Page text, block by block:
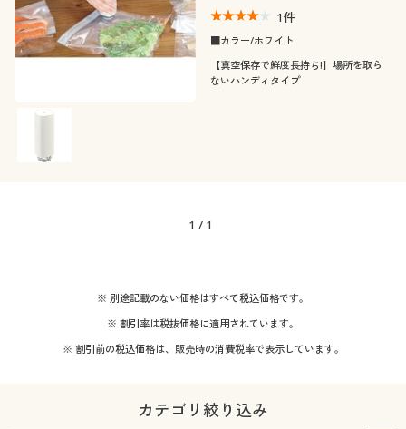
1件
■カラー/ホワイト
【真空保存で鮮度長持ち!】場所を取ら
ないハンディタイプ
1 / 1
※ 別途記載のない価格はすべて税込価格です。
※ 割引率は税抜価格に適用されています。
※ 割引前の税込価格は、販売時の消費税率で表示しています。
カテゴリ絞り込み